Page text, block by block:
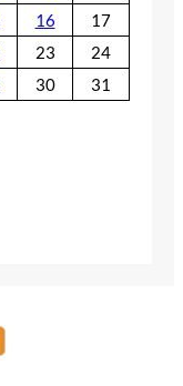
16
17
23
24
30
31